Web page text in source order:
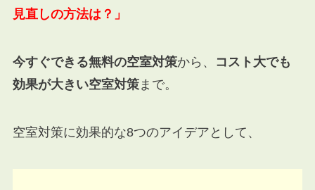
見直しの方法は？」
今すぐできる無料の空室対策から、
コスト大でも
効果が大きい空室対策まで。
空室対策に効果的な8つのアイデアとして、